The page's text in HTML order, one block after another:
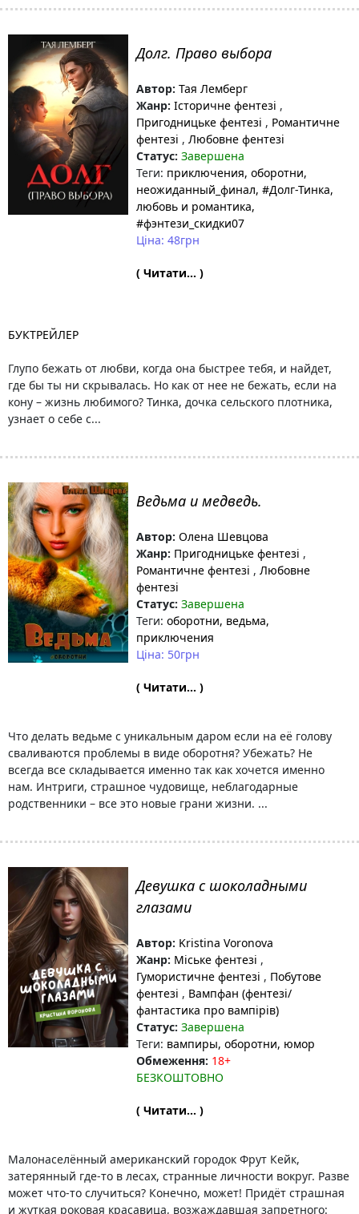
Долг. Право выбора
Автор: Тая Лемберг
Жанр: Історичне фентезі ,
Пригодницьке фентезі , Романтичне
фентезі , Любовне фентезі
Статус: Завершена
Теги: приключения, оборотни,
неожиданный_финал, #Долг-Тинка,
любовь и романтика,
#фэнтези_скидки07
Ціна: 48грн
( Читати... )
БУКТРЕЙЛЕР
Глупо бежать от любви, когда она быстрее тебя, и найдет,
где бы ты ни скрывалась. Но как от нее не бежать, если на
кону – жизнь любимого? Тинка, дочка сельского плотника,
узнает о себе с...
Ведьма и медведь.
Автор: Олена Шевцова
Жанр: Пригодницьке фентезі ,
Романтичне фентезі , Любовне
фентезі
Статус: Завершена
Теги: оборотни, ведьма,
приключения
Ціна: 50грн
( Читати... )
Что делать ведьме с уникальным даром если на её голову
сваливаются проблемы в виде оборотня? Убежать? Не
всегда все складывается именно так как хочется именно
нам. Интриги, страшное чудовище, неблагодарные
родственники – все это новые грани жизни. ...
Девушка с шоколадными
глазами
Автор: Kristina Voronova
Жанр: Міське фентезі ,
Гумористичне фентезі , Побутове
фентезі , Вампфан (фентезі/
фантастика про вампірів)
Статус: Завершена
Теги: вампиры, оборотни, юмор
Обмеження: 18+
БЕЗКОШТОВНО
( Читати... )
Малонаселённый американский городок Фрут Кейк,
затерянный где-то в лесах, странные личности вокруг. Разве
может что-то случиться? Конечно, может! Придёт страшная
и жуткая роковая красавица, возжаждавшая запретного: